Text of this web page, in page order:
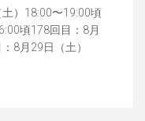
土）18:00〜19:00頃
頃178回目：8月
8月29日（土）